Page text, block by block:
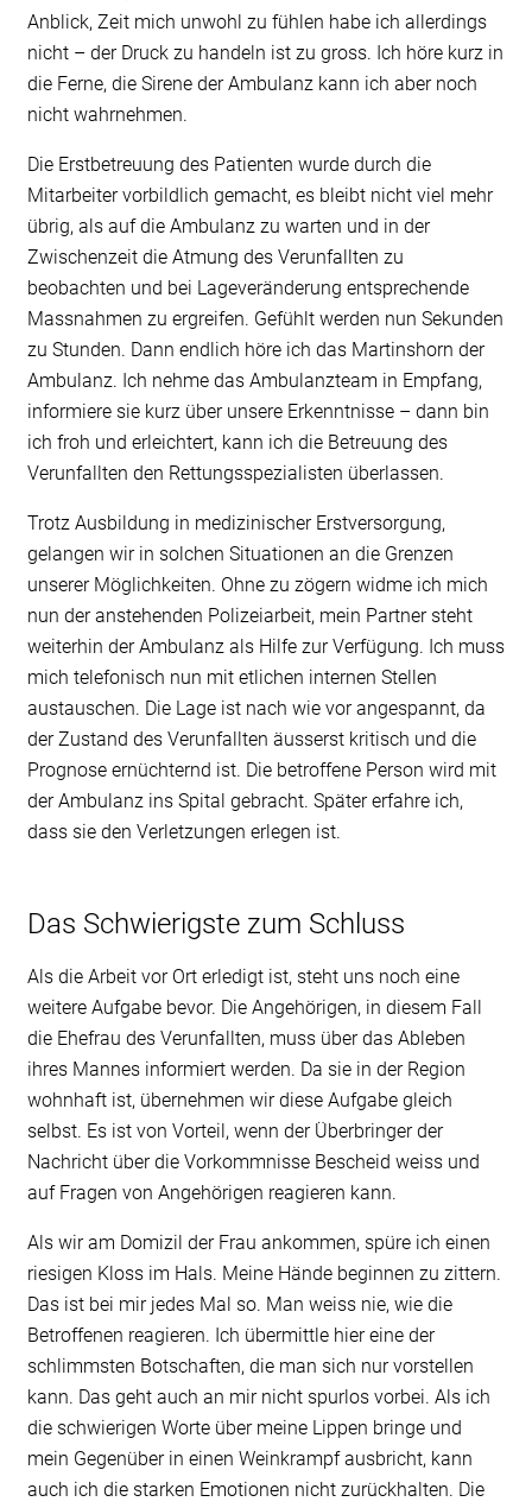
Anblick, Zeit mich unwohl zu fühlen habe ich allerdings
nicht – der Druck zu handeln ist zu gross. Ich höre kurz in
die Ferne, die Sirene der Ambulanz kann ich aber noch
nicht wahrnehmen.
Die Erstbetreuung des Patienten wurde durch die
Mitarbeiter vorbildlich gemacht, es bleibt nicht viel mehr
übrig, als auf die Ambulanz zu warten und in der
Zwischenzeit die Atmung des Verunfallten zu
beobachten und bei Lageveränderung entsprechende
Massnahmen zu ergreifen. Gefühlt werden nun Sekunden
zu Stunden. Dann endlich höre ich das Martinshorn der
Ambulanz. Ich nehme das Ambulanzteam in Empfang,
informiere sie kurz über unsere Erkenntnisse – dann bin
ich froh und erleichtert, kann ich die Betreuung des
Verunfallten den Rettungsspezialisten überlassen.
Trotz Ausbildung in medizinischer Erstversorgung,
gelangen wir in solchen Situationen an die Grenzen
unserer Möglichkeiten. Ohne zu zögern widme ich mich
nun der anstehenden Polizeiarbeit, mein Partner steht
weiterhin der Ambulanz als Hilfe zur Verfügung. Ich muss
mich telefonisch nun mit etlichen internen Stellen
austauschen. Die Lage ist nach wie vor angespannt, da
der Zustand des Verunfallten äusserst kritisch und die
Prognose ernüchternd ist. Die betroffene Person wird mit
der Ambulanz ins Spital gebracht. Später erfahre ich,
dass sie den Verletzungen erlegen ist.
Das Schwierigste zum Schluss
Als die Arbeit vor Ort erledigt ist, steht uns noch eine
weitere Aufgabe bevor. Die Angehörigen, in diesem Fall
die Ehefrau des Verunfallten, muss über das Ableben
ihres Mannes informiert werden. Da sie in der Region
wohnhaft ist, übernehmen wir diese Aufgabe gleich
selbst. Es ist von Vorteil, wenn der Überbringer der
Nachricht über die Vorkommnisse Bescheid weiss und
auf Fragen von Angehörigen reagieren kann.
Als wir am Domizil der Frau ankommen, spüre ich einen
riesigen Kloss im Hals. Meine Hände beginnen zu zittern.
Das ist bei mir jedes Mal so. Man weiss nie, wie die
Betroffenen reagieren. Ich übermittle hier eine der
schlimmsten Botschaften, die man sich nur vorstellen
kann. Das geht auch an mir nicht spurlos vorbei. Als ich
die schwierigen Worte über meine Lippen bringe und
mein Gegenüber in einen Weinkrampf ausbricht, kann
auch ich die starken Emotionen nicht zurückhalten. Die